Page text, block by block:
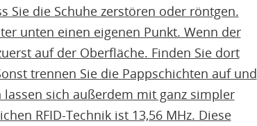
Sie die Schuhe zerstören oder röntgen.
unten einen eigenen Punkt. Wenn der
auf der Oberfläche. Finden Sie dort
trennen Sie die Pappschichten auf und
lassen sich außerdem mit ganz simpler
RFID-Technik ist 13,56 MHz. Diese